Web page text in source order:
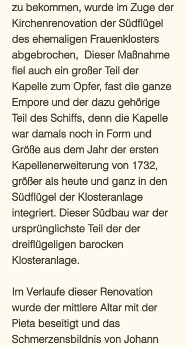
zu bekommen, wurde im Zuge der
Kirchenrenovation der Südflügel
des ehemaligen Frauenklosters
abgebrochen, Dieser Maßnahme
fiel auch ein großer Teil der
Kapelle zum Opfer, fast die ganze
Empore und der dazu gehörige
Teil des Schiffs, denn die Kapelle
war damals noch in Form und
Größe aus dem Jahr der ersten
Kapellenerweiterung von 1732,
größer als heute und ganz in den
Südflügel der Klosteranlage
integriert. Dieser Südbau war der
ursprünglichste Teil der der
dreiflügeligen barocken
Klosteranlage.
Im Verlaufe dieser Renovation
wurde der mittlere Altar mit der
Pieta beseitigt und das
Schmerzensbildnis von Johann